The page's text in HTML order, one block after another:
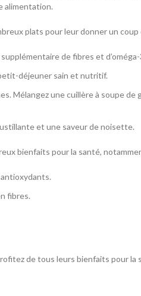
alimentation.
plats pour leur donner un
de fibres et d’oméga-
déjeuner sain et nutritif.
une cuillère à soupe de
et une saveur de noisette.
bienfaits pour la santé,
fibres.
de tous leurs bienfaits pour la